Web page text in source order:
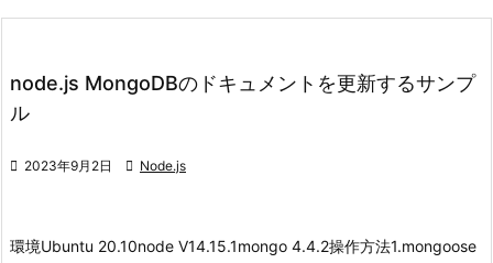
node.js MongoDBのドキュメントを更新するサンプ
ル
 2023年9月2日  Node.js
環境Ubuntu 20.10node V14.15.1mongo 4.4.2操作方法1.mongoose